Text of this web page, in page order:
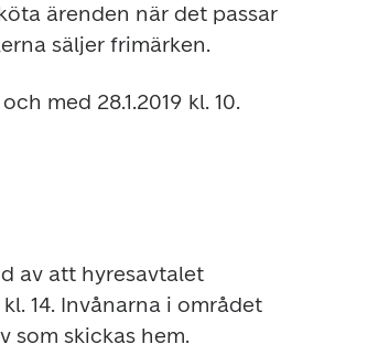
ärenden när det passar
säljer frimärken.
med 28.1.2019 kl. 10.
av att hyresavtalet
14. Invånarna i området
som skickas hem.